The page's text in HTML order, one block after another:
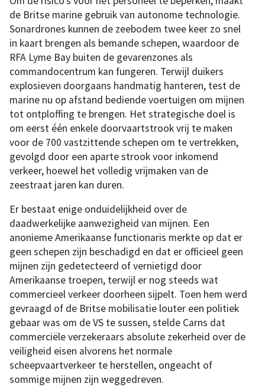
de Britse marine gebruik van autonome technologie.
Sonardrones kunnen de zeebodem twee keer zo snel
in kaart brengen als bemande schepen, waardoor de
RFA Lyme Bay buiten de gevarenzones als
commandocentrum kan fungeren. Terwijl duikers
explosieven doorgaans handmatig hanteren, test de
marine nu op afstand bediende voertuigen om mijnen
tot ontploffing te brengen. Het strategische doel is
om eerst één enkele doorvaartstrook vrij te maken
voor de 700 vastzittende schepen om te vertrekken,
gevolgd door een aparte strook voor inkomend
verkeer, hoewel het volledig vrijmaken van de
zeestraat jaren kan duren.
Er bestaat enige onduidelijkheid over de
daadwerkelijke aanwezigheid van mijnen. Een
anonieme Amerikaanse functionaris merkte op dat er
geen schepen zijn beschadigd en dat er officieel geen
mijnen zijn gedetecteerd of vernietigd door
Amerikaanse troepen, terwijl er nog steeds wat
commercieel verkeer doorheen sijpelt. Toen hem werd
gevraagd of de Britse mobilisatie louter een politiek
gebaar was om de VS te sussen, stelde Carns dat
commerciële verzekeraars absolute zekerheid over de
veiligheid eisen alvorens het normale
scheepvaartverkeer te herstellen, ongeacht of
sommige mijnen zijn weggedreven.